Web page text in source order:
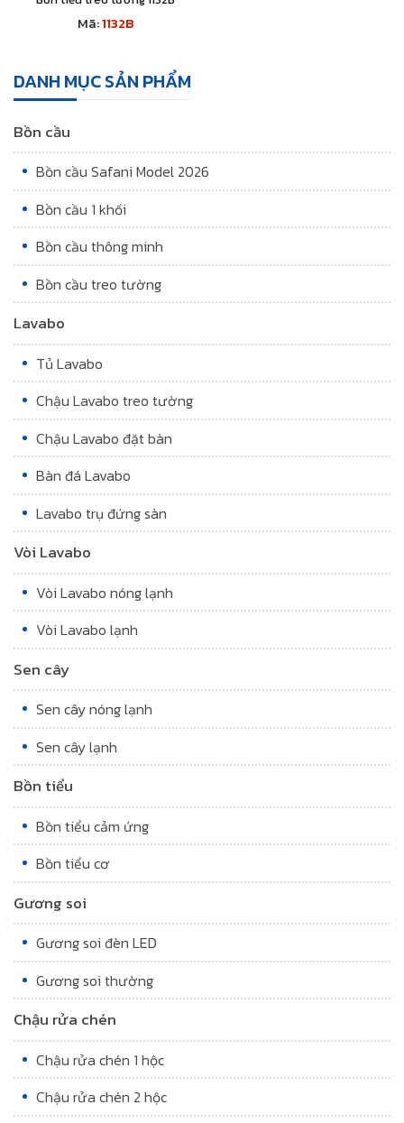
Mã:1132B
DANH MỤC SẢN PHẨM
Bồn cầu
Bồn cầu Safani Model 2026
Bồn cầu 1 khối
Bồn cầu thông minh
Bồn cầu treo tường
Lavabo
Tủ Lavabo
Chậu Lavabo treo tường
Chậu Lavabo đặt bàn
Bàn đá Lavabo
Lavabo trụ đứng sàn
Vòi Lavabo
Vòi Lavabo nóng lạnh
Vòi Lavabo lạnh
Sen cây
Sen cây nóng lạnh
Sen cây lạnh
Bồn tiểu
Bồn tiểu cảm ứng
Bồn tiểu cơ
Gương soi
Gương soi đèn LED
Gương soi thường
Chậu rửa chén
Chậu rửa chén 1 hộc
Chậu rửa chén 2 hộc